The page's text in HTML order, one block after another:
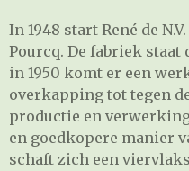
In 1948 start René de
Pourcq. De fabriek staat
in 1950 komt er een
overkapping tot tegen
productie en
en goedkopere manier
schaft zich een